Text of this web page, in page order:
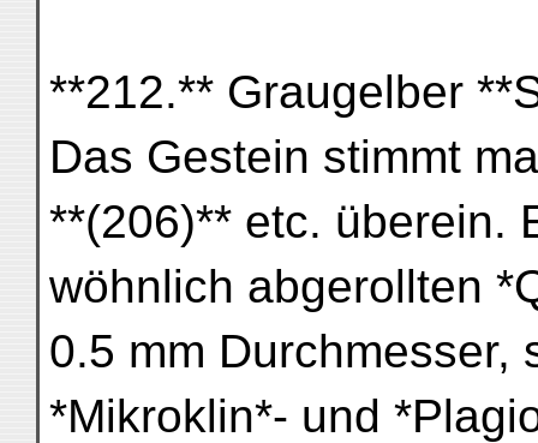
**212.** Graugelber
Das Gestein stimmt
**(206)** etc. überein.
wöhnlich abgerollten
0.5 mm Durchmesser,
*Mikroklin*- und